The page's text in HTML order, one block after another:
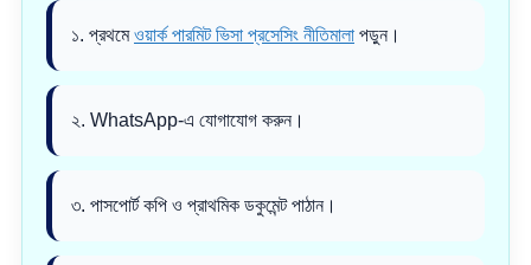
১. প্রথমেওয়ার্ক পারমিট ভিসা প্রসেসিং নীতিমালা পড়ুন।
২. WhatsApp-এ যোগাযোগ করুন।
৩. পাসপোর্ট কপি ও প্রাথমিক ডকুমেন্ট পাঠান।